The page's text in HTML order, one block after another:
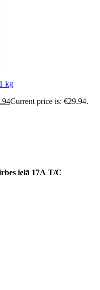
kg
Current price is: €29.94.
ielā 17A T/C